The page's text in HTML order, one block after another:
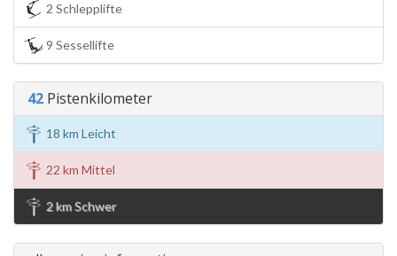
2 Schlepplifte
9 Sessellifte
42 Pistenkilometer
18 km Leicht
22 km Mittel
2 km Schwer